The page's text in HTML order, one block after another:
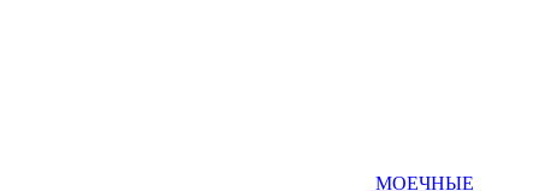
МОЕЧНЫЕ